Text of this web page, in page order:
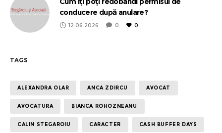
conducere după anulare?
12.06.2026 0 0
TAGS
ALEXANDRA OLAR ANCA ZDIRCU AVOCAT
AVOCATURA BIANCA ROHOZNEANU
CALIN STEGAROIU CARACTER CASH BUFFER DAYS